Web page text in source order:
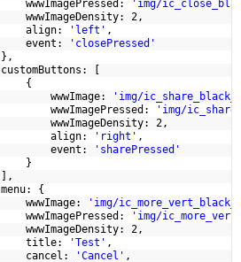
wwwImagePressed:
'img/
wwwImageDensity: 2,
align:
'left' ,
event:
'closePressed'
},
customButtons: [
{
wwwImage:
'img/
wwwImagePressed:
'img/
wwwImageDensity: 2,
align:
'right' ,
event:
'sharePressed'
}
],
menu: {
wwwImage:
'img/
wwwImagePressed:
'img/
wwwImageDensity: 2,
title:
'Test' ,
cancel:
'Cancel' ,